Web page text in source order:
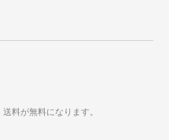
料が無料になります。